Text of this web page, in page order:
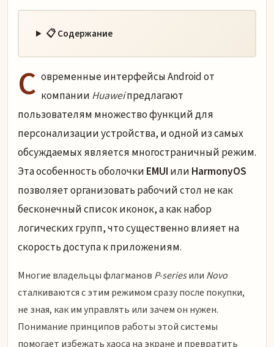
📋 Содержание
С овременные интерфейсы Android от
компании Huaweiпредлагают
пользователям множество функций для
персонализации устройства, и одной из самых
обсуждаемых является многостраничный режим.
Эта особенность оболочки EMUI или HarmonyOS
позволяет организовать рабочий стол не как
бесконечный список иконок, а как набор
логических групп, что существенно влияет на
скорость доступа к приложениям.
Многие владельцы флагманов P-seriesили Novo
сталкиваются с этим режимом сразу после покупки,
не зная, как им управлять или зачем он нужен.
Понимание принципов работы этой системы
помогает избежать хаоса на экране и превратить